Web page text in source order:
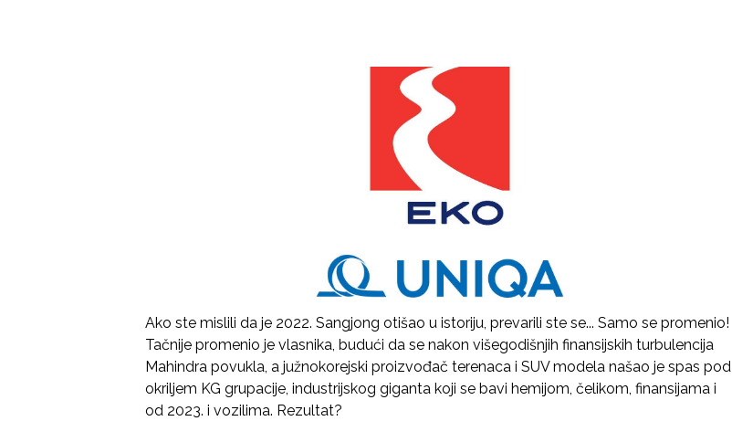
Ako ste mislili da je 2022. Sangjong otišao u istoriju, prevarili ste se... Samo se promenio!
Tačnije promenio je vlasnika, budući da se nakon višegodišnjih finansijskih turbulencija
Mahindra povukla, a južnokorejski proizvođač terenaca i SUV modela našao je spas pod
okriljem KG grupacije, industrijskog giganta koji se bavi hemijom, čelikom, finansijama i
od 2023. i vozilima. Rezultat?